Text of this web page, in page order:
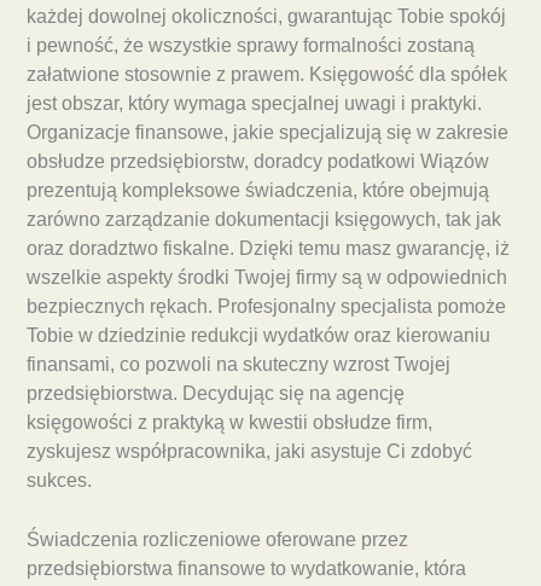
każdej dowolnej okoliczności, gwarantując Tobie spokój
i pewność, że wszystkie sprawy formalności zostaną
załatwione stosownie z prawem. Księgowość dla spółek
jest obszar, który wymaga specjalnej uwagi i praktyki.
Organizacje finansowe, jakie specjalizują się w zakresie
obsłudze przedsiębiorstw, doradcy podatkowi Wiązów
prezentują kompleksowe świadczenia, które obejmują
zarówno zarządzanie dokumentacji księgowych, tak jak
oraz doradztwo fiskalne. Dzięki temu masz gwarancję, iż
wszelkie aspekty środki Twojej firmy są w odpowiednich
bezpiecznych rękach. Profesjonalny specjalista pomoże
Tobie w dziedzinie redukcji wydatków oraz kierowaniu
finansami, co pozwoli na skuteczny wzrost Twojej
przedsiębiorstwa. Decydując się na agencję
księgowości z praktyką w kwestii obsłudze firm,
zyskujesz współpracownika, jaki asystuje Ci zdobyć
sukces.
Świadczenia rozliczeniowe oferowane przez
przedsiębiorstwa finansowe to wydatkowanie, która